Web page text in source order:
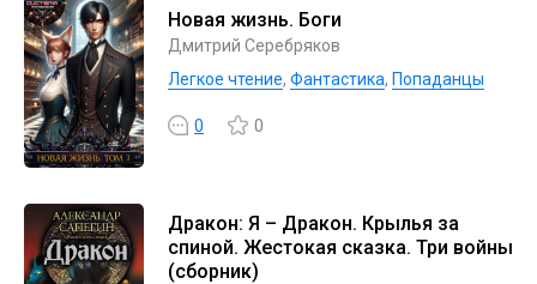
Новая жизнь. Боги
Дмитрий Серебряков
Легкое чтение, Фантастика, Попаданцы
0 0
Дракон: Я – Дракон. Крылья за
спиной. Жестокая сказка. Три войны
(сборник)